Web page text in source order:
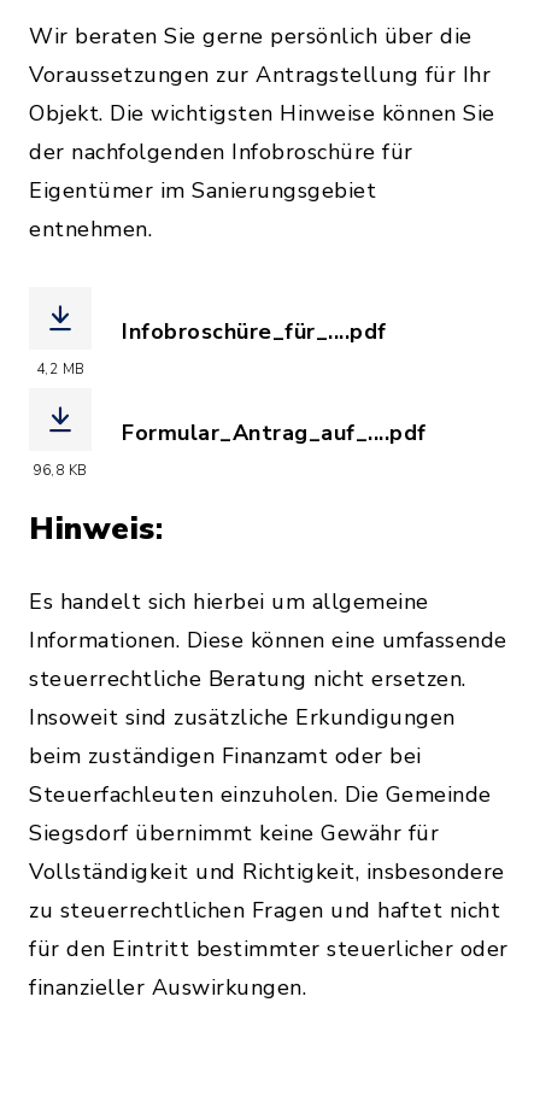
Wir beraten Sie gerne persönlich über die
Voraussetzungen zur Antragstellung für Ihr
Objekt. Die wichtigsten Hinweise können Sie
der nachfolgenden Infobroschüre für
Eigentümer im Sanierungsgebiet
entnehmen.
4,2 MB
Infobroschüre_für_....pdf
96,8 KB
Formular_Antrag_auf_....pdf
Hinweis:
Es handelt sich hierbei um allgemeine
Informationen. Diese können eine umfassende
steuerrechtliche Beratung nicht ersetzen.
Insoweit sind zusätzliche Erkundigungen
beim zuständigen Finanzamt oder bei
Steuerfachleuten einzuholen. Die Gemeinde
Siegsdorf übernimmt keine Gewähr für
Vollständigkeit und Richtigkeit, insbesondere
zu steuerrechtlichen Fragen und haftet nicht
für den Eintritt bestimmter steuerlicher oder
finanzieller Auswirkungen.